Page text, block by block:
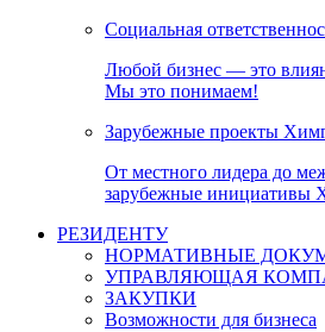
Социальная
Любой бизнес — это
Мы это понимаем!
Зарубежные проекты
От местного лидера до
зарубежные инициативы
РЕЗИДЕНТУ
НОРМАТИВНЫЕ
УПРАВЛЯЮЩАЯ
ЗАКУПКИ
Возможности для бизнеса